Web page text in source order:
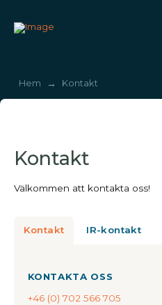
Hem → Kontakt
Kontakt
Välkommen att kontakta oss!
Kontakt IR-kontakt
KONTAKTA OSS
+46 (0) 702 566 705